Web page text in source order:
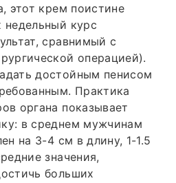
этот крем поистине
курс
сравнимый с
операцией).
достойным пенисом
Практика
органа показывает
в среднем мужчинам
на 3-4 см в длину, 1-1.5
значения,
больших